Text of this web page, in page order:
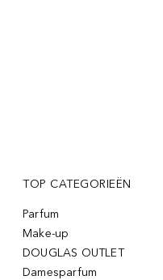
TOP CATEGORIEËN
Parfum
Make-up
DOUGLAS OUTLET
Damesparfum